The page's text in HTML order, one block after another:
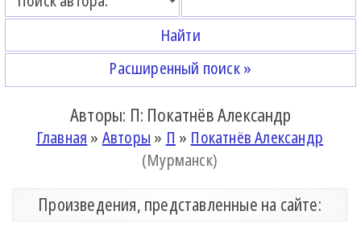
Расширенный поиск »
Авторы: П: Покатнёв Александр
Главная » Авторы » П » Покатнёв Александр
(Мурманск)
Произведения, представленные на сайте: